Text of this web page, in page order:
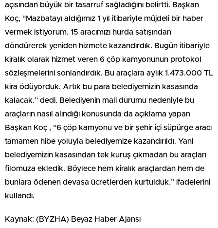
açısından büyük bir tasarruf sağladığını belirtti. Başkan
Koç, “Mazbatayı aldığımız 1 yıl itibariyle müjdeli bir haber
vermek istiyorum. 15 aracımızı hurda satışından
döndürerek yeniden hizmete kazandırdık. Bugün itibariyle
kiralık olarak hizmet veren 6 çöp kamyonunun protokol
sözleşmelerini sonlandırdık. Bu araçlara aylık 1.473.000 TL
kira ödüyorduk. Artık bu para belediyemizin kasasında
kalacak.” dedi. Belediyenin mali durumu nedeniyle bu
araçların nasıl alındığı konusunda da açıklama yapan
Başkan Koç , “6 çöp kamyonu ve bir şehir içi süpürge aracı
tamamen hibe yoluyla belediyemize kazandırıldı. Yani
belediyemizin kasasından tek kuruş çıkmadan bu araçları
filomuza ekledik. Böylece hem kiralık araçlardan hem de
bunlara ödenen devasa ücretlerden kurtulduk.” ifadelerini
kullandı.
Kaynak: (BYZHA) Beyaz Haber Ajansı